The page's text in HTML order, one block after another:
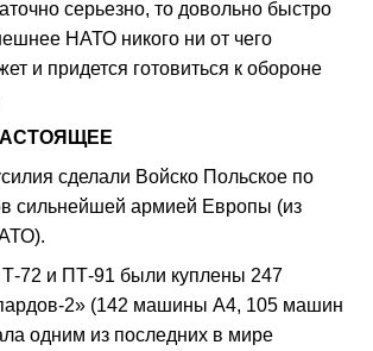
серьезно, то довольно быстро
НАТО никого ни от чего
и придется готовиться к обороне
сделали Войско Польское по
сильнейшей армией Европы (из
Т-72 и ПТ-91 были куплены 247
2» (142 машины А4, 105 машин
одним из последних в мире